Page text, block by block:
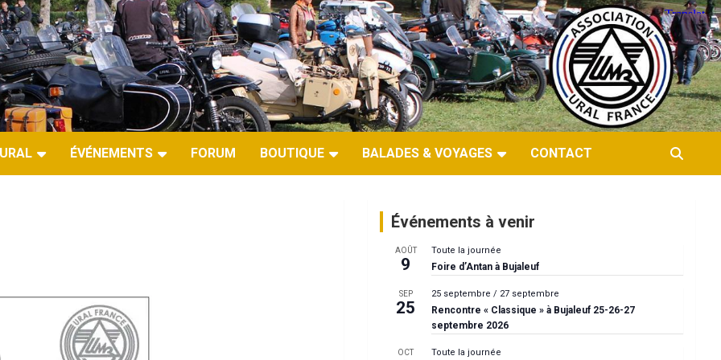
URAL ÉVÉNEMENTS FORUM BOUTIQUE BALADES & VOYAGES CONTACT
Événements à venir
AOÛT
9
Toute la journée
Foire d’Antan à Bujaleuf
SEP
25
25 septembre / 27 septembre
Rencontre « Classique » à Bujaleuf 25-26-27
septembre 2026
OCT Toute la journée